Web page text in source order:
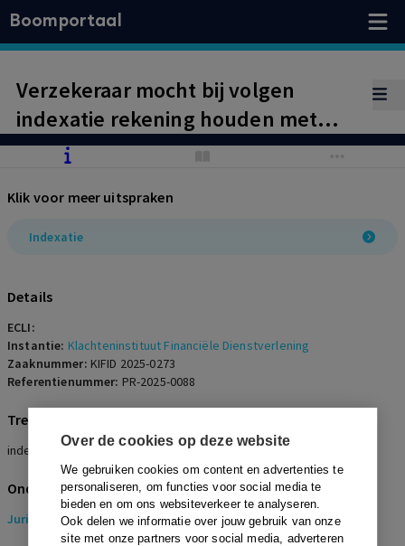
Over de cookies op deze website
We gebruiken cookies om content en advertenties te
personaliseren, om functies voor social media te
bieden en om ons websiteverkeer te analyseren.
Ook delen we informatie over jouw gebruik van onze
site met onze partners voor social media, adverteren
Boomportaal
Verzekeraar mocht bij volgen
indexatie rekening houden met
korting pensioenfonds
Klik voor meer uitspraken
Indexatie
Details
ECLI:
Instantie: Klachteninstituut Financiële Dienstverlening
Zaaknummer: KIFID 2025-0273
Referentienummer: PR-2025-0088
Trefwoorden
indexatie, korting
Onderwerpen
Juridisch> Pensioenrecht